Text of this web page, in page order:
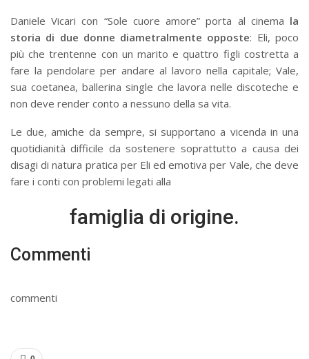
Daniele Vicari con “Sole cuore amore” porta al cinema la
storia di due donne diametralmente opposte: Eli, poco
più che trentenne con un marito e quattro figli costretta a
fare la pendolare per andare al lavoro nella capitale; Vale,
sua coetanea, ballerina single che lavora nelle discoteche e
non deve render conto a nessuno della sa vita.
Le due, amiche da sempre, si supportano a vicenda in una
quotidianità difficile da sostenere soprattutto a causa dei
disagi di natura pratica per Eli ed emotiva per Vale, che deve
fare i conti con problemi legati alla
famiglia di origine.
Commenti
commenti